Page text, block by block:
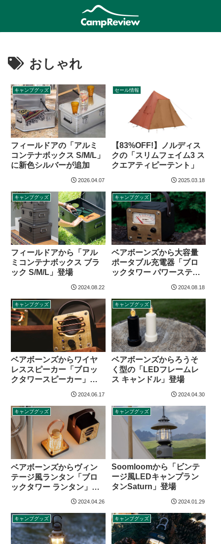
おしゃれ
キャンプグッズ
フィールドアの「アルミ
コンテナボックス S/M/L」
に新色シルバーが追加
2026.04.07
セール情報
【83%OFF!】ノルディス
クの「スリムフェイム3 ス
クエアティピーテント」
2025.03.18
キャンプグッズ
フィールドアから「アル
ミコンテナボックス ブラ
ック S/M/L」登場
2024.08.22
キャンプグッズ
ベアボーンズから大容量
ポータブル充電器「ブロ
ックタワー パワーステー
2024.08.18
キャンプグッズ
ベアボーンズからワイヤ
レススピーカー「ブロッ
クタワースピーカー」登
2024.06.17
キャンプグッズ
ベアボーンズからろうそ
く型の「LEDフレームレ
ス キャンドル」登場
2024.04.30
キャンプグッズ
ベアボーンズからヴィン
テージ風ランタン「ブロ
ックタワー ランタン」登
2024.04.26
キャンプグッズ
Soomloomから「ビンテ
ージ風LEDキャンプラン
タンSaturn」登場
2024.01.29
キャンプグッズ キャンプグッズ